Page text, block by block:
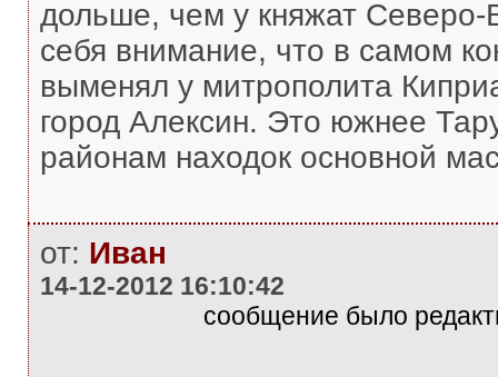
дольше, чем у княжат Северо-
себя внимание, что в самом
выменял у митрополита
город Алексин. Это южнее
районам находок основной
от: Иван
14-12-2012 16:10:42
сообщение было